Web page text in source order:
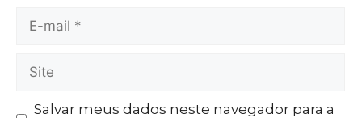
Salvar meus dados neste navegador para a